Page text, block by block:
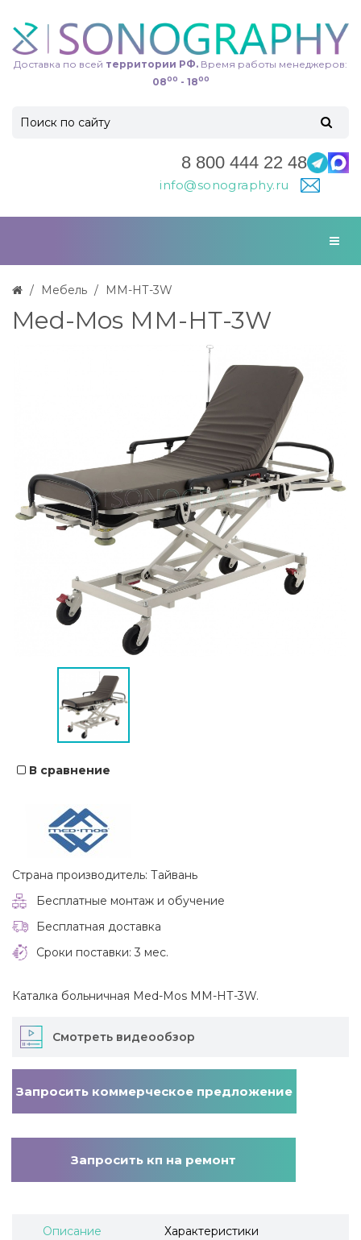
Доставка по всей территории РФ. Время работы менеджеров:
0800 - 1800
8 800 444 22 48
info@sonography.ru
Мебель ММ-НТ-3W
Med-Mos ММ-НТ-3W
В сравнение
Страна производитель: Тайвань
Бесплатные монтаж и обучение
Бесплатная доставка
Сроки поставки: 3 мес.
Каталка больничная Med-Mos ММ-НТ-3W.
Смотреть видеообзор
Запросить коммерческое предложение
Запросить кп на ремонт
Описание Характеристики